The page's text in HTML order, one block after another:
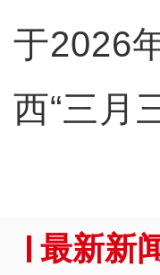
于2026
西“三月
最新新